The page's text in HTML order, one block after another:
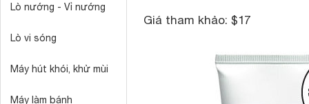
Lò nướng - Vỉ nướng
Lò vi sóng
Máy hút khói, khử mùi
Máy làm bánh
Giá tham khảo: $17